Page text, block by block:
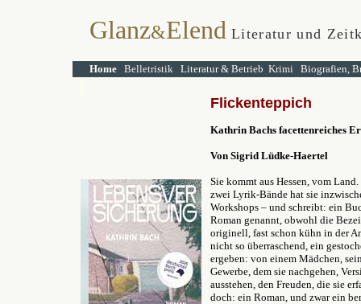
Glanz&Elend Literatur und
Home Belletristik Literatur & Betrieb Krimi Biografien,
Flickenteppich
Kathrin Bachs facettenreiches
Von Sigrid Lüdke-Haertel
Sie kommt aus Hessen, vom
zwei Lyrik-Bände hat sie
Workshops – und schreibt: ein
Roman genannt, obwohl die
originell, fast schon kühn in der
nicht so überraschend, ein
ergeben: von einem Mädchen,
Gewerbe, dem sie nachgehen,
ausstehen, den Freuden, die sie
doch: ein Roman, und zwar ein